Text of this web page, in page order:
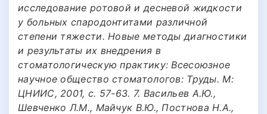
исследование ротовой и десневой жидкости
у больных спародонтитами различной
степени тяжести. Новые методы диагностики
и результаты их внедрения в
стоматологическую практику: Всесоюзное
научное общество стоматологов: Труды. М:
ЦНИИС, 2001, с. 57-63. 7. Васильев А.Ю.,
Шевченко Л.М., Майчук В.Ю., Постнова Н.А.,